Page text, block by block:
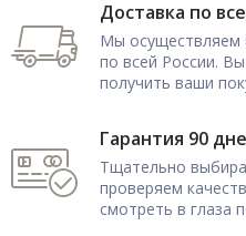
Доставка по
Мы осуществляем
по всей России.
получить ваши
Гарантия 90
Тщательно
проверяем
смотреть в глаза